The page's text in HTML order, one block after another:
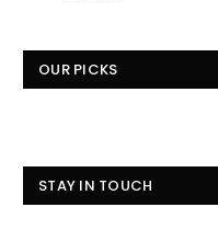
OUR PICKS
STAY IN TOUCH